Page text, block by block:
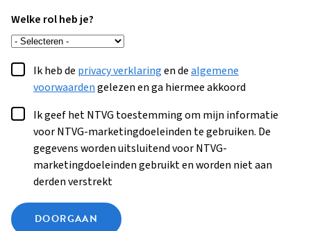
Welke rol heb je?
Ik heb de privacy verklaringen dealgemene
voorwaardengelezen en ga hiermee akkoord
Ik geef het NTVG toestemming om mijn informatie
voor NTVG-marketingdoeleinden te gebruiken. De
gegevens worden uitsluitend voor NTVG-
marketingdoeleinden gebruikt en worden niet aan
derden verstrekt
DOORGAAN